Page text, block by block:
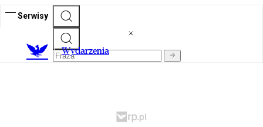
Serwisy
Wydarzenia